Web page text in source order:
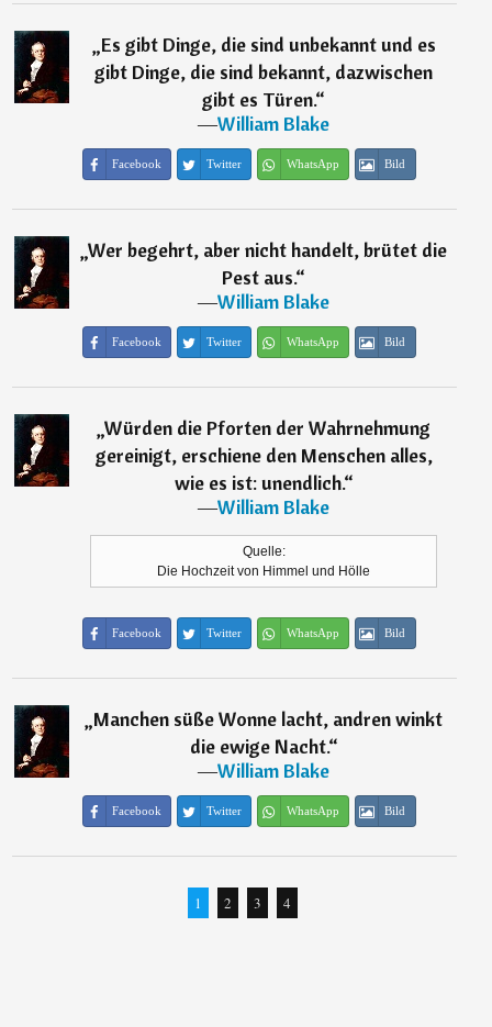
„Es gibt Dinge, die sind unbekannt und es
gibt Dinge, die sind bekannt, dazwischen
gibt es Türen.“
―William Blake
Facebook Twitter WhatsApp Bild
„Wer begehrt, aber nicht handelt, brütet die
Pest aus.“
―William Blake
Facebook Twitter WhatsApp Bild
„Würden die Pforten der Wahrnehmung
gereinigt, erschiene den Menschen alles,
wie es ist: unendlich.“
―William Blake
Quelle:
Die Hochzeit von Himmel und Hölle
Facebook Twitter WhatsApp Bild
„Manchen süße Wonne lacht, andren winkt
die ewige Nacht.“
―William Blake
Facebook Twitter WhatsApp Bild
1 2 3 4